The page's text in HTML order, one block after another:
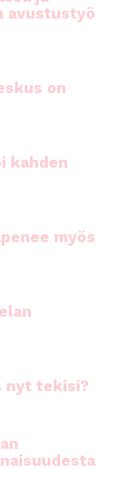
avustustyö
on
kahden
myös
nyt tekisi?